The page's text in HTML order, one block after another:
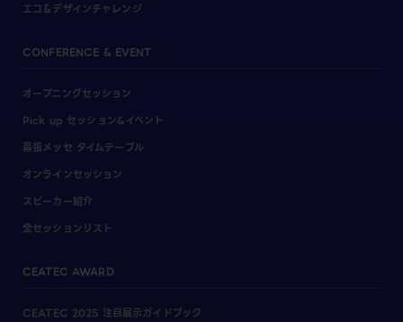
エコ＆デザインチャレンジ
CONFERENCE & EVENT
オープニングセッション
Pick up セッション&イベント
幕張メッセ タイムテーブル
オンラインセッション
スピーカー紹介
全セッションリスト
CEATEC AWARD
CEATEC 2025 注目展示ガイドブック